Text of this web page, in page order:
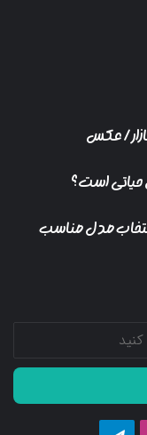
عکس
حیاتی است؟
مدل مناسب